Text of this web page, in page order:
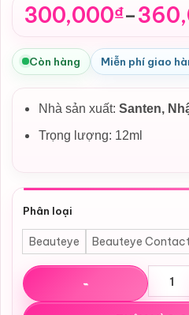
300,000₫–
Khoảng
giá:
từ
300,000₫
đến
360,000₫
Còn hàng Miễn phí giao
Nhà sản xuất: Santen,
Trọng lượng: 12ml
Phân loại
Beauteye Beauteye
Thuốc nhỏ Mắt Sante